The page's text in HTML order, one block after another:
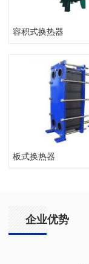
容积式换热器
板式换热器
企业优势